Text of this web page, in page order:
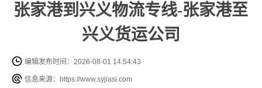
张家港到兴义物流专线-张家港至
兴义货运公司
编辑发布时间：2026-08-01 14:54:43
信息来源：https://www.syjiasi.com